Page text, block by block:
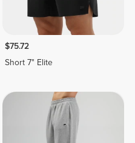
$75.72
Short 7" Elite